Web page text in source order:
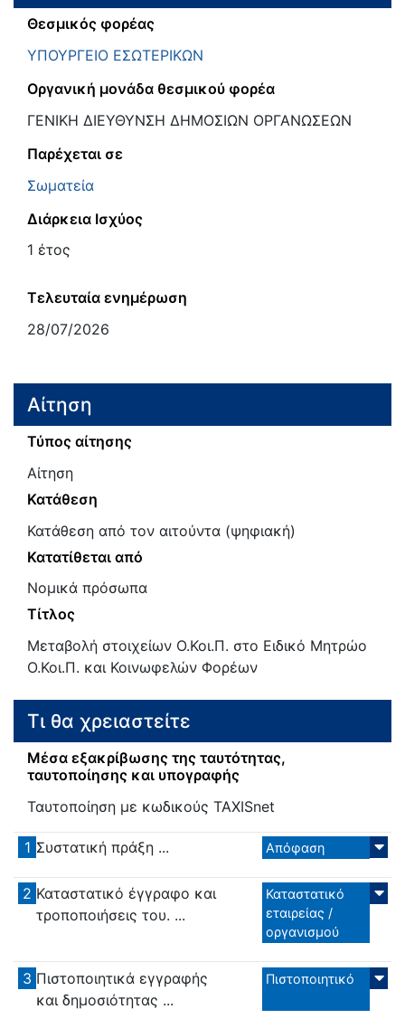
Θεσμικός φορέας
ΥΠΟΥΡΓΕΙΟ ΕΣΩΤΕΡΙΚΩΝ
Οργανική μονάδα θεσμικού φορέα
ΓΕΝΙΚΗ ΔΙΕΥΘΥΝΣΗ ΔΗΜΟΣΙΩΝ ΟΡΓΑΝΩΣΕΩΝ
Παρέχεται σε
Σωματεία
Διάρκεια Ισχύος
1 έτος
Τελευταία ενημέρωση
28/07/2026
Αίτηση
Τύπος αίτησης
Αίτηση
Κατάθεση
Κατάθεση από τον αιτούντα (ψηφιακή)
Κατατίθεται από
Νομικά πρόσωπα
Τίτλος
Μεταβολή στοιχείων Ο.Κοι.Π. στο Ειδικό Μητρώο
Ο.Κοι.Π. και Κοινωφελών Φορέων
Τι θα χρειαστείτε
Μέσα εξακρίβωσης της ταυτότητας,
ταυτοποίησης και υπογραφής
Ταυτοποίηση με κωδικούς TAXISnet
1 Συστατική πράξη ... Απόφαση
2 Καταστατικό έγγραφο και
τροποποιήσεις του. ...
Καταστατικό
εταιρείας /
οργανισμού
3 Πιστοποιητικά εγγραφής
και δημοσιότητας ...
Πιστοποιητικό